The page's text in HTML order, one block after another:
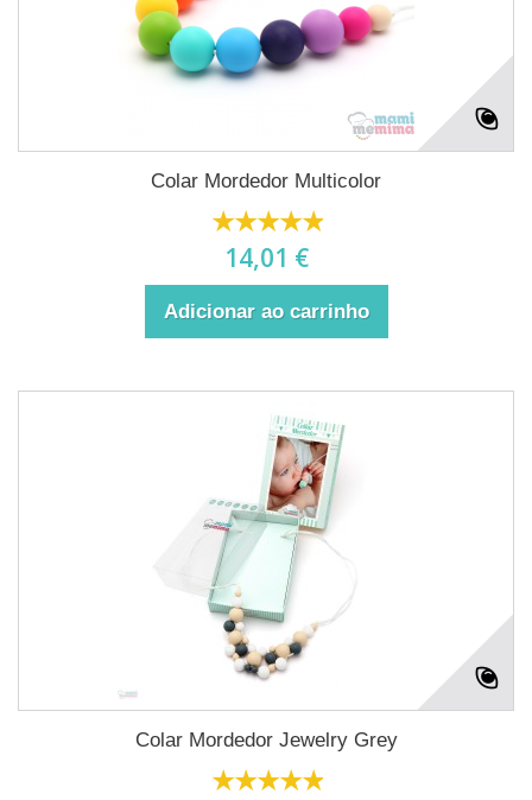
Colar Mordedor Multicolor
14,01 €
Adicionar ao carrinho
Colar Mordedor Jewelry Grey